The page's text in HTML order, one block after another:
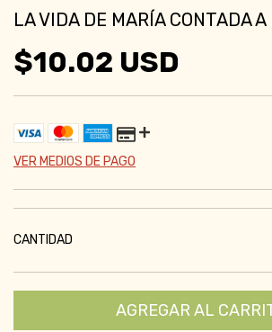
LA VIDA DE MARÍA CONTADA A
$10.02 USD
VER MEDIOS DE PAGO
CANTIDAD